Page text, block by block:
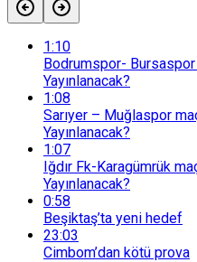
1:10
Bodrumspor- Bursaspor
Yayınlanacak?
1:08
Sarıyer – Muğlaspor
Yayınlanacak?
1:07
Iğdır Fk-Karagümrük
Yayınlanacak?
0:58
Beşiktaş’ta yeni hedef
23:03
Cimbom’dan kötü prova